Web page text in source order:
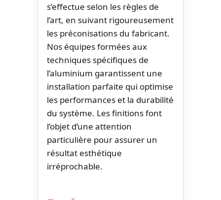
s’effectue selon les règles de
l’art, en suivant rigoureusement
les préconisations du fabricant.
Nos équipes formées aux
techniques spécifiques de
l’aluminium garantissent une
installation parfaite qui optimise
les performances et la durabilité
du système. Les finitions font
l’objet d’une attention
particulière pour assurer un
résultat esthétique
irréprochable.